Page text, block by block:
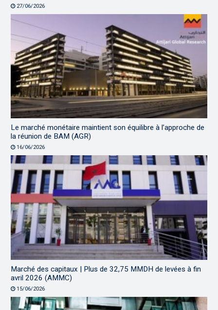
27/06/2026
Le marché monétaire maintient son équilibre à l’approche de
la réunion de BAM (AGR)
16/06/2026
Marché des capitaux | Plus de 32,75 MMDH de levées à fin
avril 2026 (AMMC)
15/06/2026